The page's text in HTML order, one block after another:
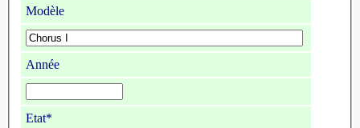
Modèle
Année
Etat*